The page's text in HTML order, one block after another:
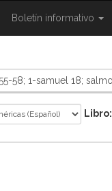
Boletín informativo
Libro: